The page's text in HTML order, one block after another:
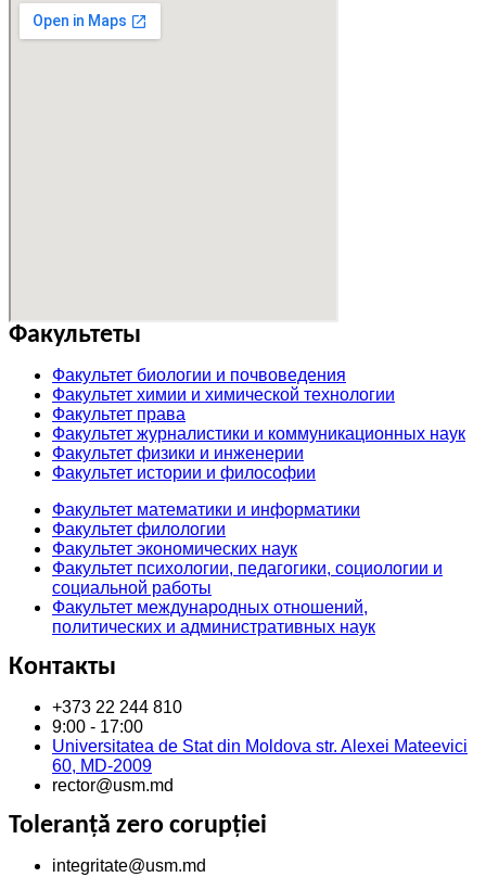
Факультеты
Факультет биологии и почвоведения
Факультет химии и химической технологии
Факультет права
Факультет журналистики и коммуникационных наук
Факультет физики и инженерии
Факультет истории и философии
Факультет математики и информатики
Факультет филологии
Факультет экономических наук
Факультет психологии, педагогики, социологии и
социальной работы
Факультет международных отношений,
политических и административных наук
Контакты
+373 22 244 810
9:00 - 17:00
Universitatea de Stat din Moldova str. Alexei Mateevici
60, MD-2009
rector@usm.md
Toleranță zero corupției
integritate@usm.md